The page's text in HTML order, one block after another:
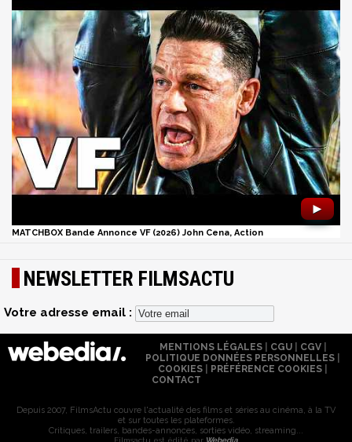
►
MATCHBOX Bande Annonce VF (2026) John Cena, Action
NEWSLETTER FILMSACTU
Votre adresse email :
MENTIONS LÉGALES| CGU| CGV|
POLITIQUE DONNÉES PERSONNELLES
COOKIES
PRÉFÉRENCE COOKIES
CONTACT
Depuis 2007, FilmsActu couvre l'actualité des films et séries au cinéma, à la TV
et sur toutes les plateformes.
Critiques, trailers, bandes-annonces, sorties vidéo, streaming...
Filmsactu est édité par Webedia